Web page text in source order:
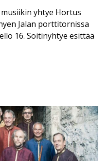
yhtye Hortus
Jalan porttitornissa
16. Soitinyhtye esittää